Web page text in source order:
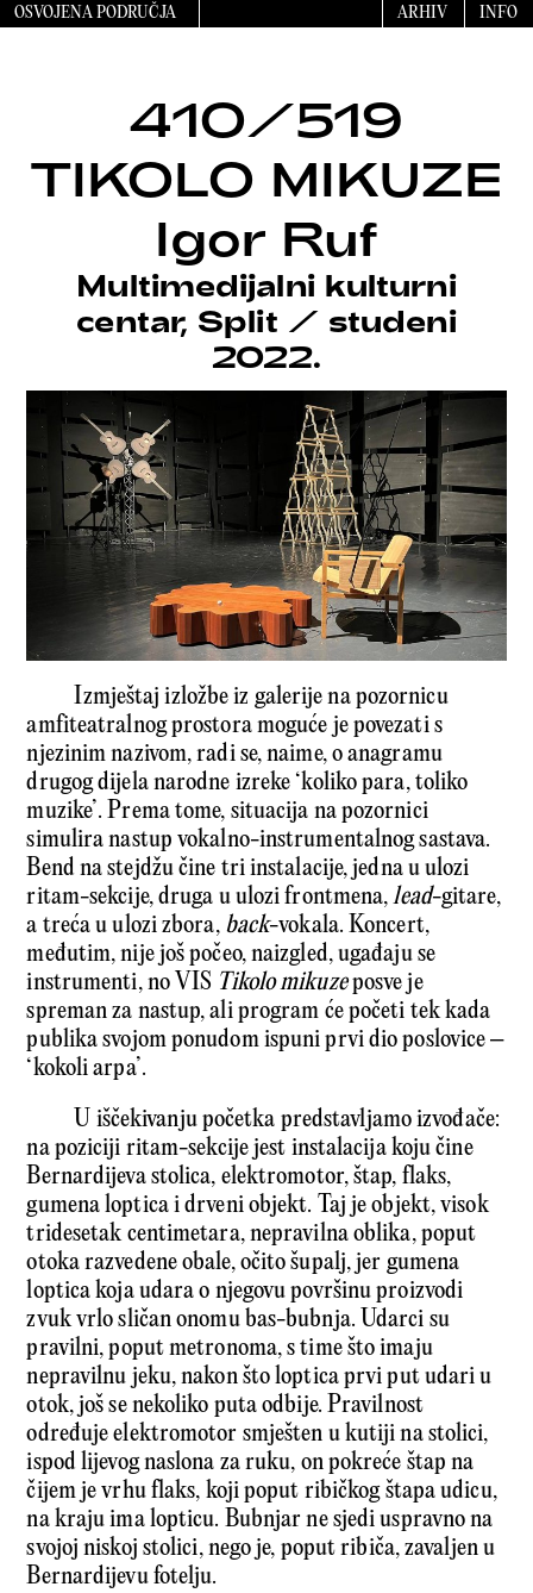
OSVOJENA PODRUČJA ARHIV INFO
410/519
TIKOLO MIKUZE
Igor Ruf
Multimedijalni kulturni
centar, Split / studeni
2022.
Izmještaj izložbe iz galerije na pozornicu
amfiteatralnog prostora moguće je povezati s
njezinim nazivom, radi se, naime, o anagramu
drugog dijela narodne izreke ‘koliko para, toliko
muzike’. Prema tome, situacija na pozornici
simulira nastup vokalno-instrumentalnog sastava.
Bend na stejdžu čine tri instalacije, jedna u ulozi
ritam-sekcije, druga u ulozi frontmena,lead-gitare,
a treća u ulozi zbora, back-vokala. Koncert,
međutim, nije još počeo, naizgled, ugađaju se
instrumenti, no VIS Tikolo mikuzeposve je
spreman za nastup, ali program će početi tek kada
publika svojom ponudom ispuni prvi dio poslovice –
‘kokoli arpa’.
U iščekivanju početka predstavljamo izvođače:
na poziciji ritam-sekcije jest instalacija koju čine
Bernardijeva stolica, elektromotor, štap, flaks,
gumena loptica i drveni objekt. Taj je objekt, visok
tridesetak centimetara, nepravilna oblika, poput
otoka razvedene obale, očito šupalj, jer gumena
loptica koja udara o njegovu površinu proizvodi
zvuk vrlo sličan onomu bas-bubnja. Udarci su
pravilni, poput metronoma, s time što imaju
nepravilnu jeku, nakon što loptica prvi put udari u
otok, još se nekoliko puta odbije. Pravilnost
određuje elektromotor smješten u kutiji na stolici,
ispod lijevog naslona za ruku, on pokreće štap na
čijem je vrhu flaks, koji poput ribičkog štapa udicu,
na kraju ima lopticu. Bubnjar ne sjedi uspravno na
svojoj niskoj stolici, nego je, poput ribiča, zavaljen u
Bernardijevu fotelju.